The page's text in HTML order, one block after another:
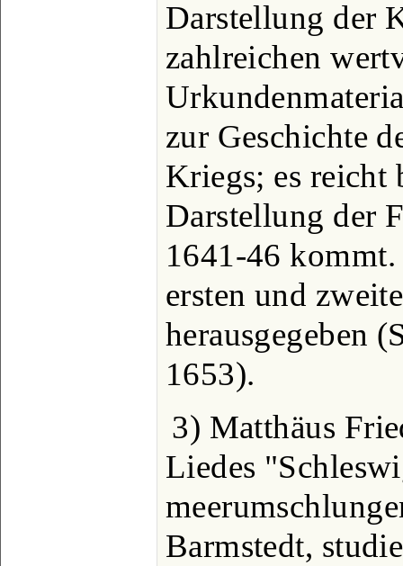
Darstellung der
zahlreichen
zur Geschichte
Kriegs; es reicht
Darstellung der
1641-46
ersten und
herausgegeben
1653).
3) Matthäus
Liedes
Barmstedt,